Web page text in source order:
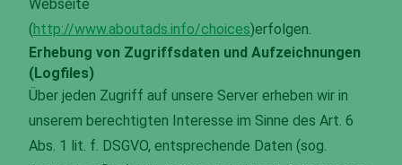
Webseite
(http://www.aboutads.info/choices)erfolgen.
Erhebung von Zugriffsdaten und Aufzeichnungen
(Logfiles)
Über jeden Zugriff auf unsere Server erheben wir in
unserem berechtigten Interesse im Sinne des Art. 6
Abs. 1 lit. f. DSGVO, entsprechende Daten (sog.